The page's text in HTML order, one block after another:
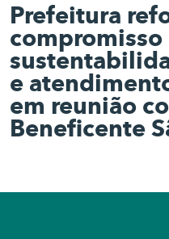
Prefeitura
compromisso
e
em reunião
Beneficente